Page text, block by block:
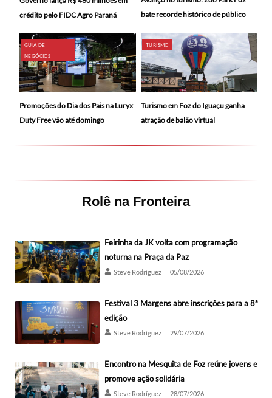
crédito pelo FIDC Agro Paraná
bate recorde histórico de público
GUIA DE
NEGÓCIOS
Promoções do Dia dos Pais na Luryx
Duty Free vão até domingo
TURISMO
Turismo em Foz do Iguaçu ganha
atração de balão virtual
Rolê na Fronteira
Feirinha da JK volta com programação
noturna na Praça da Paz
Steve Rodríguez 05/08/2026
Festival 3 Margens abre inscrições para a 8ª
edição
Steve Rodríguez 29/07/2026
Encontro na Mesquita de Foz reúne jovens e
promove ação solidária
Steve Rodríguez 28/07/2026